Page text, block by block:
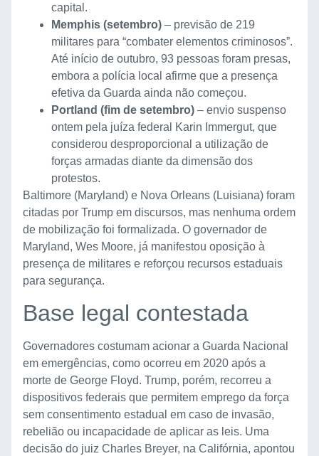
capital.
Memphis (setembro) – previsão de 219
militares para “combater elementos criminosos”.
Até início de outubro, 93 pessoas foram presas,
embora a polícia local afirme que a presença
efetiva da Guarda ainda não começou.
Portland (fim de setembro) – envio suspenso
ontem pela juíza federal Karin Immergut, que
considerou desproporcional a utilização de
forças armadas diante da dimensão dos
protestos.
Baltimore (Maryland) e Nova Orleans (Luisiana) foram
citadas por Trump em discursos, mas nenhuma ordem
de mobilização foi formalizada. O governador de
Maryland, Wes Moore, já manifestou oposição à
presença de militares e reforçou recursos estaduais
para segurança.
Base legal contestada
Governadores costumam acionar a Guarda Nacional
em emergências, como ocorreu em 2020 após a
morte de George Floyd. Trump, porém, recorreu a
dispositivos federais que permitem emprego da força
sem consentimento estadual em caso de invasão,
rebelião ou incapacidade de aplicar as leis. Uma
decisão do juiz Charles Breyer, na Califórnia, apontou